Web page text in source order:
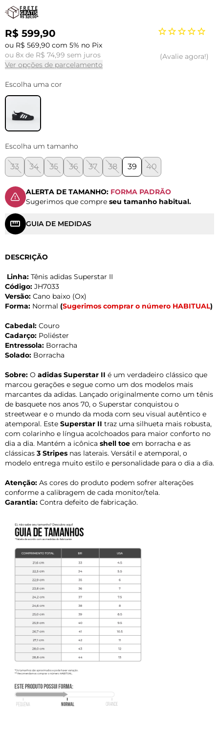
R$ 599,90
ou R$ 569,90 com 5% no Pix
ou 8x de R$ 74,99 sem juros
Ver opções de parcelamento
Avalie agora!
Escolha uma cor
Escolha um tamanho
33 34 35 36 37 38 39 40
ALERTA DE TAMANHO: FORMA PADRÃO
Sugerimos que compre seu tamanho habitual.
GUIA DE MEDIDAS
DESCRIÇÃO
Linha: Tênis adidas Superstar II
Código: JH7033
Versão: Cano baixo (Ox)
Forma: Normal (Sugerimos comprar o número HABITUAL)
Cabedal: Couro
Cadarço: Poliéster
Entressola: Borracha
Solado: Borracha
Sobre: O adidas Superstar II é um verdadeiro clássico que
marcou gerações e segue como um dos modelos mais
marcantes da adidas. Lançado originalmente como um tênis
de basquete nos anos 70, o Superstar conquistou o
streetwear e o mundo da moda com seu visual autêntico e
atemporal. Este Superstar II traz uma silhueta mais robusta,
com colarinho e língua acolchoados para maior conforto no
dia a dia. Mantém a icônica shell toe em borracha e as
clássicas 3 Stripes nas laterais. Versátil e atemporal, o
modelo entrega muito estilo e personalidade para o dia a dia.
Atenção: As cores do produto podem sofrer alterações
conforme a calibragem de cada monitor/tela.
Garantia: Contra defeito de fabricação.